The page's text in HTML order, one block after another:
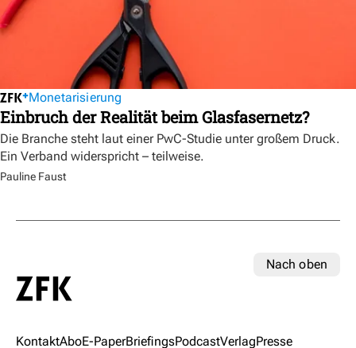
Monetarisierung
Einbruch der Realität beim Glasfasernetz?
Die Branche steht laut einer PwC-Studie unter großem Druck.
Ein Verband widerspricht – teilweise.
Pauline Faust
Nach oben
KontaktAboE-PaperBriefingsPodcastVerlagPresse